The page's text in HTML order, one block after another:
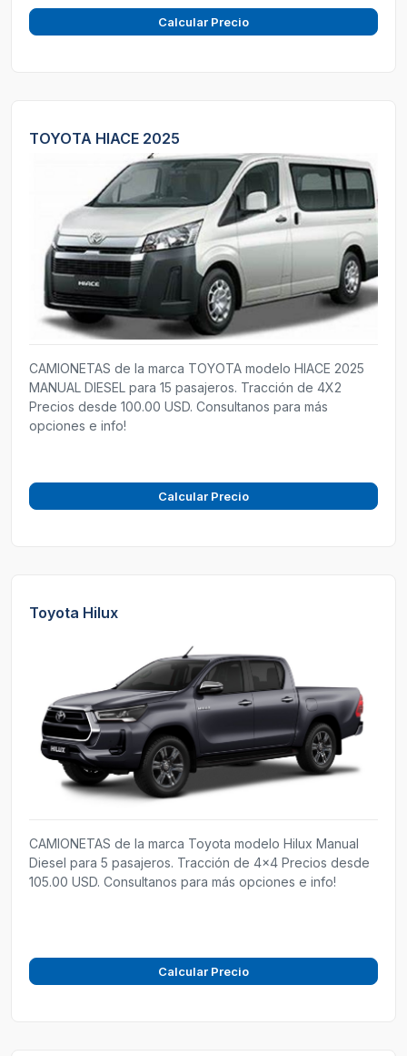
Calcular Precio
TOYOTA HIACE 2025
CAMIONETAS de la marca TOYOTA modelo HIACE 2025
MANUAL DIESEL para 15 pasajeros. Tracción de 4X2
Precios desde 100.00 USD. Consultanos para más
opciones e info!
Calcular Precio
Toyota Hilux
CAMIONETAS de la marca Toyota modelo Hilux Manual
Diesel para 5 pasajeros. Tracción de 4x4 Precios desde
105.00 USD. Consultanos para más opciones e info!
Calcular Precio